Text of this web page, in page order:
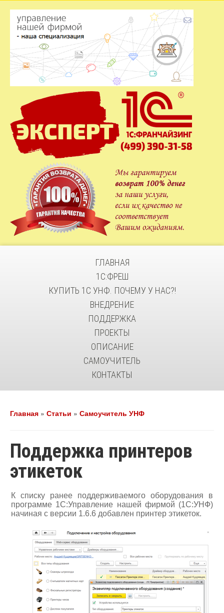
ГЛАВНАЯ
1С:ФРЕШ
КУПИТЬ 1С УНФ. ПОЧЕМУ У НАС?!
ВНЕДРЕНИЕ
ПОДДЕРЖКА
ПРОЕКТЫ
ОПИСАНИЕ
САМОУЧИТЕЛЬ
КОНТАКТЫ
Главная » Статьи » Самоучитель УНФ
Поддержка принтеров
этикеток
К списку ранее поддерживаемого оборудования в
программе 1С:Управление нашей фирмой (1С:УНФ)
начиная с версии 1.6.6 добавлен принтер этикеток.